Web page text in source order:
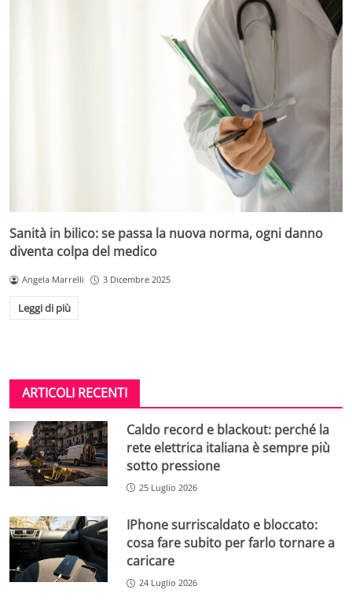
Sanità in bilico: se passa la nuova norma, ogni danno
diventa colpa del medico
Angela Marrelli 3 Dicembre 2025
Leggi di più
ARTICOLI RECENTI
Caldo record e blackout: perché la
rete elettrica italiana è sempre più
sotto pressione
25 Luglio 2026
IPhone surriscaldato e bloccato:
cosa fare subito per farlo tornare a
caricare
24 Luglio 2026